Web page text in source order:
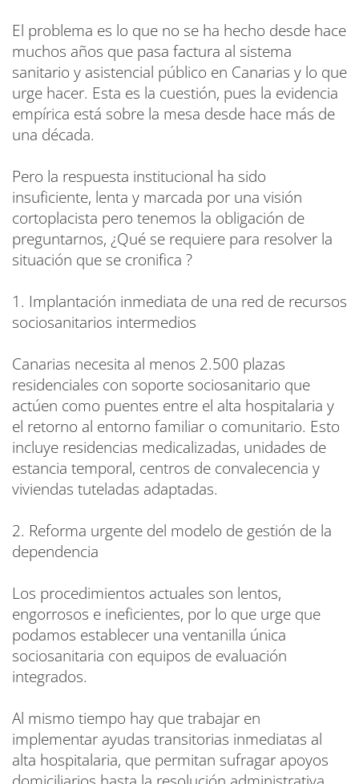
El problema es lo que no se ha hecho desde hace
muchos años que pasa factura al sistema
sanitario y asistencial público en Canarias y lo que
urge hacer. Esta es la cuestión, pues la evidencia
empírica está sobre la mesa desde hace más de
una década.
Pero la respuesta institucional ha sido
insuficiente, lenta y marcada por una visión
cortoplacista pero tenemos la obligación de
preguntarnos, ¿Qué se requiere para resolver la
situación que se cronifica ?
1. Implantación inmediata de una red de recursos
sociosanitarios intermedios
Canarias necesita al menos 2.500 plazas
residenciales con soporte sociosanitario que
actúen como puentes entre el alta hospitalaria y
el retorno al entorno familiar o comunitario. Esto
incluye residencias medicalizadas, unidades de
estancia temporal, centros de convalecencia y
viviendas tuteladas adaptadas.
2. Reforma urgente del modelo de gestión de la
dependencia
Los procedimientos actuales son lentos,
engorrosos e ineficientes, por lo que urge que
podamos establecer una ventanilla única
sociosanitaria con equipos de evaluación
integrados.
Al mismo tiempo hay que trabajar en
implementar ayudas transitorias inmediatas al
alta hospitalaria, que permitan sufragar apoyos